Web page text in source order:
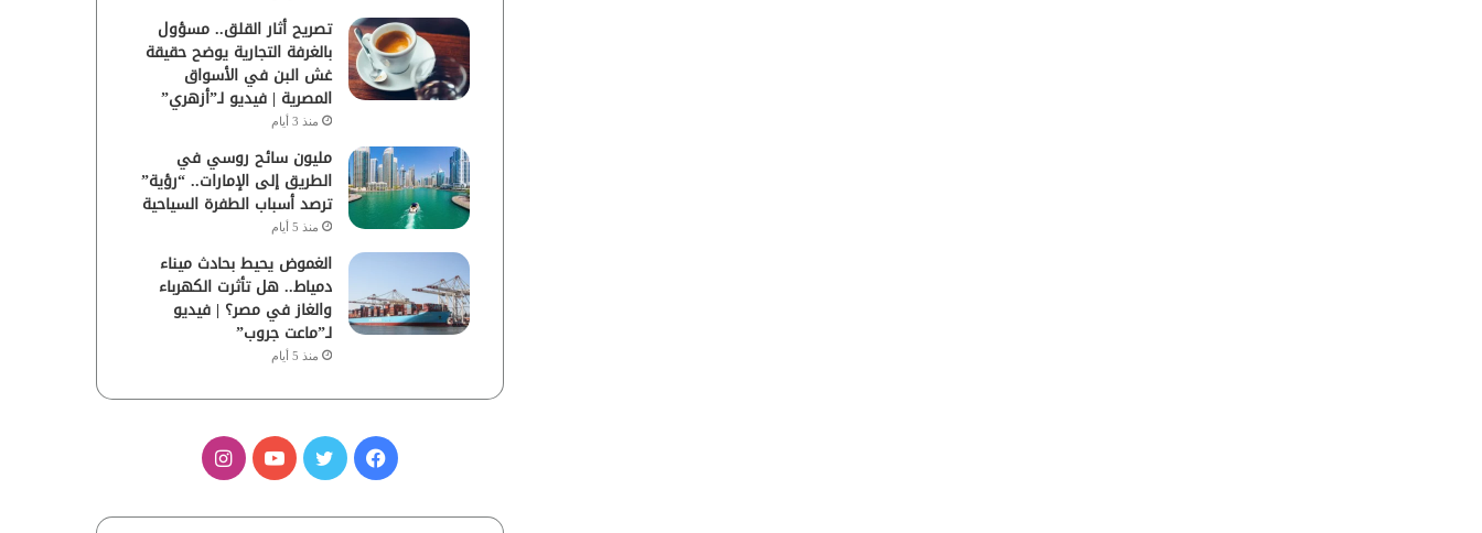
تصريح أثار القلق.. مسؤول
بالغرفة التجارية يوضح حقيقة
غش البن في الأسواق
المصرية | فيديو لـ”أزهري”
منذ 3 أيام
مليون سائح روسي في
الطريق إلى الإمارات.. “رؤية”
ترصد أسباب الطفرة السياحية
منذ 5 أيام
الغموض يحيط بحادث ميناء
دمياط.. هل تأثرت الكهرباء
والغاز في مصر؟ | فيديو
لـ”ماعت جروب”
منذ 5 أيام
ف
ا